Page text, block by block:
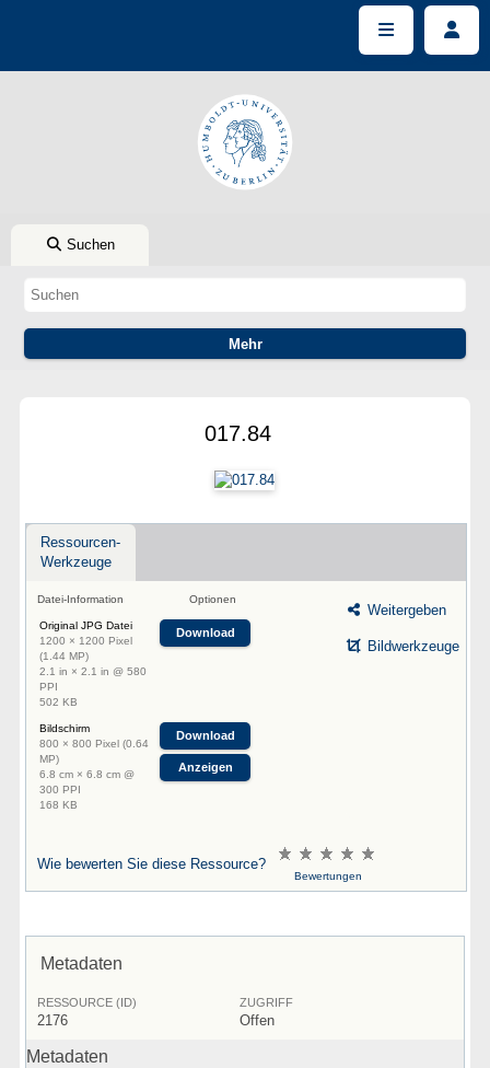
Suchen
017.84
Ressourcen-
Werkzeuge
Datei-Information Optionen
Original JPG Datei
1200 × 1200 Pixel
(1.44 MP)
2.1 in × 2.1 in @ 580
PPI
502 KB
Download
Bildschirm
800 × 800 Pixel (0.64
MP)
6.8 cm × 6.8 cm @
300 PPI
168 KB
Download
Anzeigen
Weitergeben
Bildwerkzeuge
Wie bewerten Sie diese Ressource?
Bewertungen
Metadaten
RESSOURCE (ID)
2176
ZUGRIFF
Offen
Metadaten